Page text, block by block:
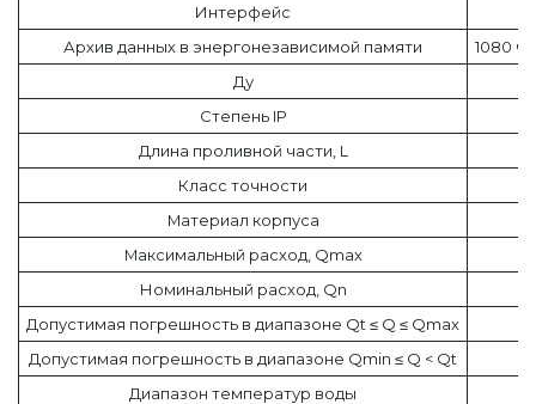
Интерфейс
Архив данных в энергонезависимой памяти
1080
Ду
Степень IP
Длина проливной части, L
Класс точности
Материал корпуса
Максимальный расход, Qmax
Номинальный расход, Qn
Допустимая погрешность в диапазоне Qt ≤ Q ≤ Qmax
Допустимая погрешность в диапазоне Qmin ≤ Q < Qt
Диапазон температур воды